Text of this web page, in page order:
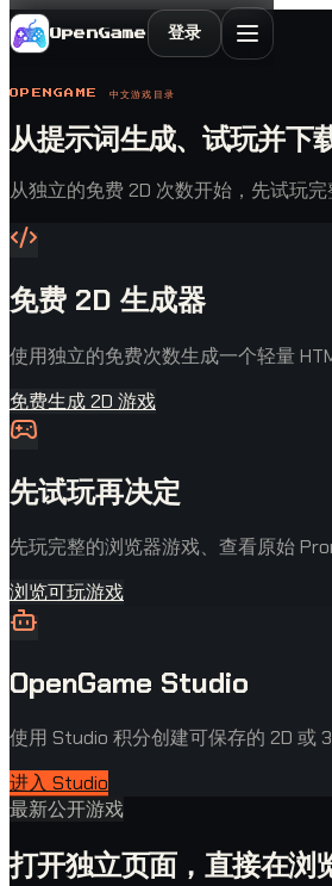
OpenGame 登录
OPENGAME 中文游戏目录
从提示词生成、试玩并下
从独立的免费 2D 次数开始，先试玩
免费 2D 生成器
使用独立的免费次数生成一个轻量
免费生成 2D 游戏
先试玩再决定
先玩完整的浏览器游戏、查看原始
浏览可玩游戏
OpenGame Studio
使用 Studio 积分创建可保存的 2D 或
进入 Studio
最新公开游戏
打开独立页面，直接在浏